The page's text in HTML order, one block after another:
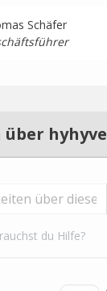
Schäfer
hyhyve
du Hilfe?